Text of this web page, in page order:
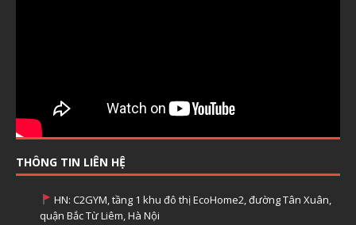
THÔNG TIN LIÊN HỆ
HN: C2GYM, tầng 1 khu đô thị EcoHome2, đường Tân Xuân,
quận Bắc Từ Liêm, Hà Nội